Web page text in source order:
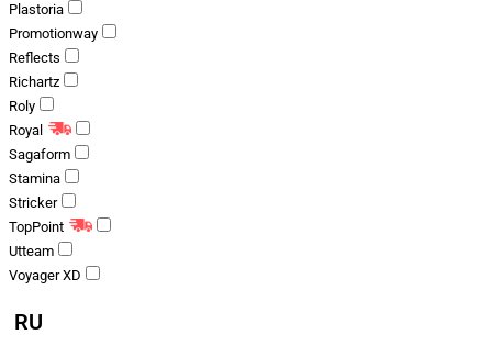
Plastoria
Promotionway
Reflects
Richartz
Roly
Royal
Sagaform
Stamina
Stricker
TopPoint
Utteam
Voyager XD
RU